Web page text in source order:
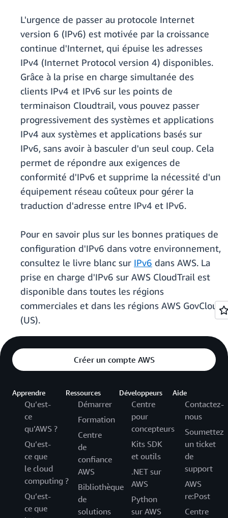
L'urgence de passer au protocole Internet
version 6 (IPv6) est motivée par la croissance
continue d'Internet, qui épuise les adresses
IPv4 (Internet Protocol version 4) disponibles.
Grâce à la prise en charge simultanée des
clients IPv4 et IPv6 sur les points de
terminaison Cloudtrail, vous pouvez passer
progressivement des systèmes et applications
IPv4 aux systèmes et applications basés sur
IPv6, sans avoir à basculer d'un seul coup. Cela
permet de répondre aux exigences de
conformité d'IPv6 et supprime la nécessité d'un
équipement réseau coûteux pour gérer la
traduction d'adresse entre IPv4 et IPv6.
Pour en savoir plus sur les bonnes pratiques de
configuration d'IPv6 dans votre environnement,
consultez le livre blanc sur IPv6 dans AWS. La
prise en charge d'IPv6 sur AWS CloudTrail est
disponible dans toutes les régions
commerciales et dans les régions AWS GovCloud
(US).
Créer un compte AWS
Apprendre
Qu’est-
ce
qu’AWS ?
Qu’est-
ce que
le cloud
computing ?
Qu’est-
ce que
Ressources
Démarrer
Formation
Centre
de
confiance
AWS
Bibliothèque
de
solutions
Développeurs
Centre
pour
concepteurs
Kits SDK
et outils
.NET sur
AWS
Python
sur AWS
Aide
Contactez-
nous
Soumettez
un ticket
de
support
AWS
re:Post
Centre